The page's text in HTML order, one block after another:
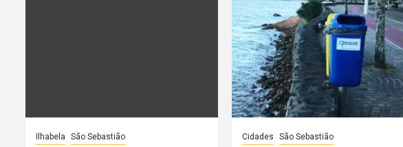
Ilhabela São Sebastião Cidades São Sebastião